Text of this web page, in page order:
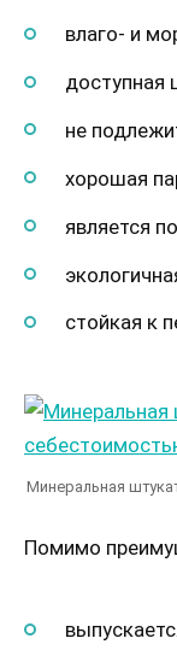
влаго- и
доступная
не
хорошая
является
стойкая к
Минеральная
Помимо